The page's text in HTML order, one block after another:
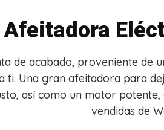
de acabado, proveniente de
ti. Una gran afeitadora para
así como un motor potente,
vendidas de